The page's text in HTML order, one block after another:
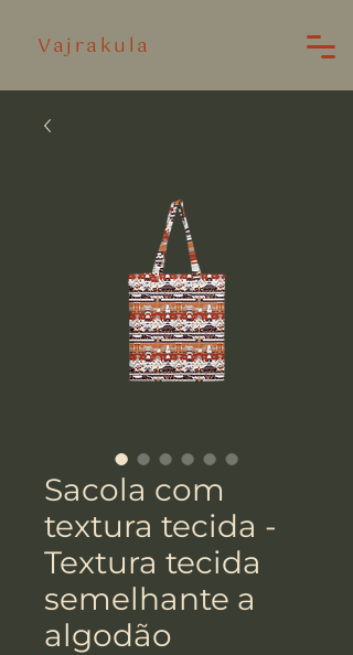
Vajrakula
Sacola com
textura tecida -
Textura tecida
semelhante a
algodão